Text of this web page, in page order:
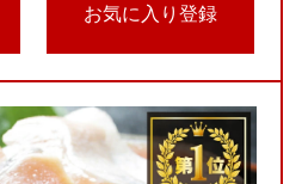
お気に入り登録